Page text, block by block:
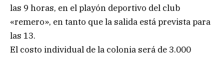
las 9 horas, en el playón deportivo del club
«remero», en tanto que la salida está prevista para
las 13.
El costo individual de la colonia será de 3.000